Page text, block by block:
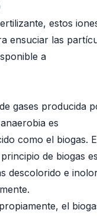
estos
ensuciar las
a
gases producida
es
como el biogas.
de biogas es
descolorido e
el